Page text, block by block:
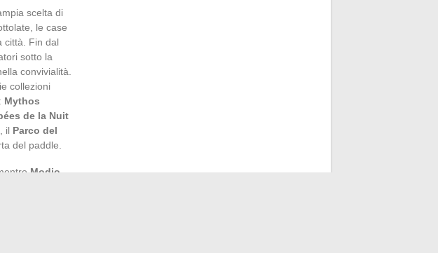
scelta di
le case
città. Fin dal
sotto la
convivialità.
collezioni
Mythos
de la Nuit
il Parco del
del paddle.
Modjo